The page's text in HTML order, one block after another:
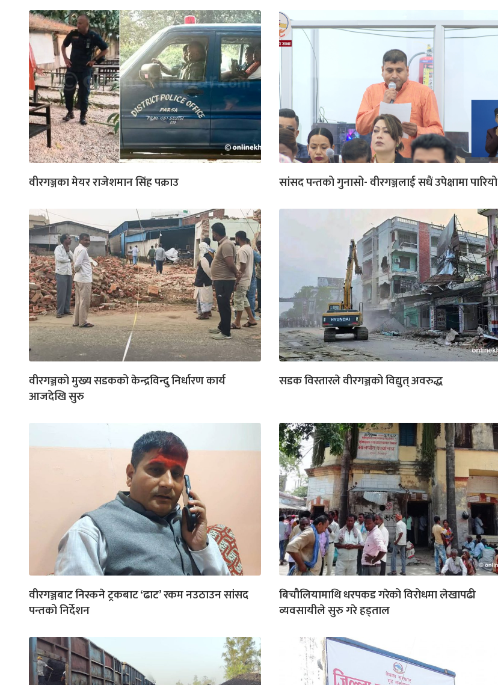
वीरगञ्जका मेयर राजेशमान सिंह पक्राउ सांसद पन्तको गुनासो- वीरगञ्जलाई सधैं उपेक्षामा पारियो
वीरगञ्जको मुख्य सडकको केन्द्रविन्दु निर्धारण कार्य
आजदेखि सुरु
सडक विस्तारले वीरगञ्जको विद्युत् अवरुद्ध
वीरगञ्जबाट निस्कने ट्रकबाट ‘ढाट’ रकम नउठाउन सांसद
पन्तको निर्देशन
बिचौलियामाथि धरपकड गरेको विरोधमा लेखापढी
व्यवसायीले सुरु गरे हड्ताल